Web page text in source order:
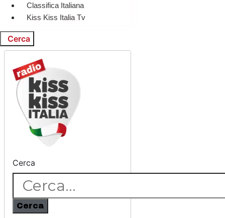
Classifica Italiana
Kiss Kiss Italia Tv
Cerca
Cerca
Cerca